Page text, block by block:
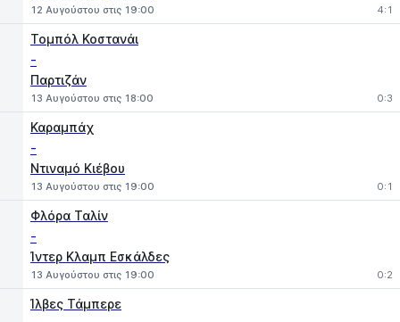
12 Αυγούστου στις 19:00 4:1
Τομπόλ Κοστανάι
-
Παρτιζάν
13 Αυγούστου στις 18:00 0:3
Καραμπάχ
-
Ντιναμό Κιέβου
13 Αυγούστου στις 19:00 0:1
Φλόρα Ταλίν
-
Ίντερ Κλαμπ Εσκάλδες
13 Αυγούστου στις 19:00 0:2
Ίλβες Τάμπερε